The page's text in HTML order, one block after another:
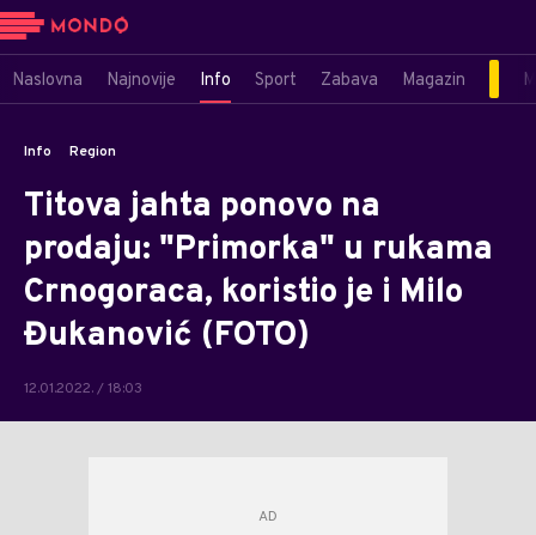
Naslovna Najnovije Info Sport Zabava Magazin
Info Region
Titova jahta ponovo na
prodaju: "Primorka" u rukama
Crnogoraca, koristio je i Milo
Đukanović (FOTO)
12.01.2022. / 18:03